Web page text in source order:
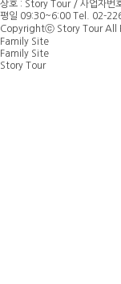
상호 : Story Tour/ 사업자번
평일 09:30~6:00 Tel. 02-
Copyrightⓒ Story Tour All
Family Site
Family Site
Story Tour